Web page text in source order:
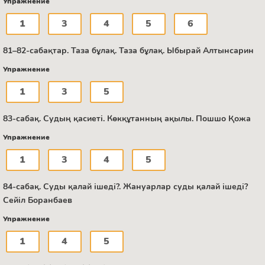
1 3 4 5 6
81–82-сабақтар. Таза бұлақ. Таза бұлақ. Ыбырай Алтынсарин
Упражнение
1 3 5
83-сабақ. Судың қасиеті. Көкқұтанның ақылы. Пошшо Қожа
Упражнение
1 3 4 5
84-сабақ. Суды қалай ішеді?. Жануарлар суды қалай ішеді?
Сейіл Боранбаев
Упражнение
1 4 5